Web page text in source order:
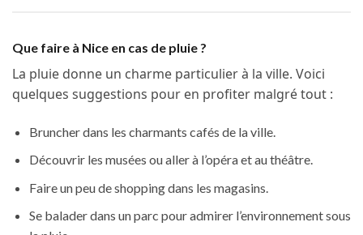
Que faire à Nice en cas de pluie ?
La pluie donne un charme particulier à la ville. Voici
quelques suggestions pour en profiter malgré tout :
Bruncher dans les charmants cafés de la ville.
Découvrir les musées ou aller à l’opéra et au théâtre.
Faire un peu de shopping dans les magasins.
Se balader dans un parc pour admirer l’environnement sous